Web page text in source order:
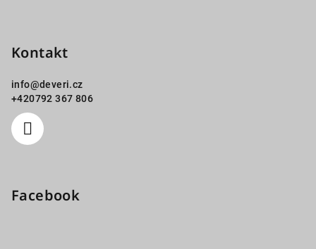
Kontakt
info@deveri.cz
+420792 367 806
Facebook